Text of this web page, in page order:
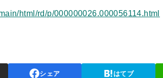
html/rd/p/000000026.000056114.html
シェア はてブ